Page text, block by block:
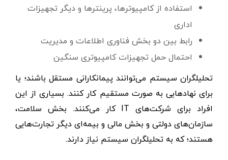
استفاده از کامپیوترها، پرینترها و دیگر تجهیزات
اداری
رابط بین دو بخش فناوری اطلاعات و مدیریت
احتمال حمل تجهیزات کامپیوتری سنگین
تحلیلگران سیستم می‌توانند پیمانکارانی مستقل باشند؛ یا
برای نهادهایی به صورت مستقیم کار کنند. بسیاری از این
افراد برای شرکت‌های IT کار می‌کنند. بخش سلامت،
سازمان‌های دولتی و بخش مالی و بیمه‌ای دیگر تجارت‌هایی
هستند؛ که به تحلیلگران سیستم نیاز دارند.